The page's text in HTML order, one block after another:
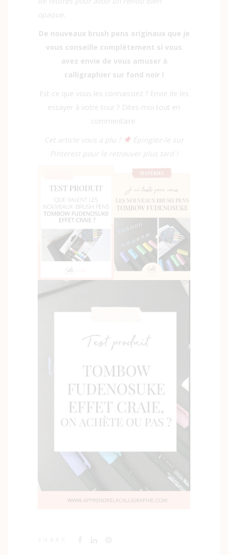
opaque.
De nouveaux brush pens originaux que je
vous conseille complètement si vous
avez envie de vous amuser à
calligraphier sur fond noir !
Est-ce que vous les connaissiez ? Envie de les
essayer à votre tour ? Dites-moi tout en
commentaire.
Cet article vous a plu ?
Épinglez-le sur
Pinterest pour le retrouver plus tard !